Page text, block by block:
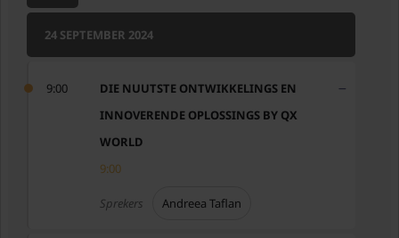
24 SEPTEMBER 2024
9:00
DIE NUUTSTE ONTWIKKELINGS EN
INNOVERENDE OPLOSSINGS BY QX
WORLD
9:00
Sprekers Andreea Taflan